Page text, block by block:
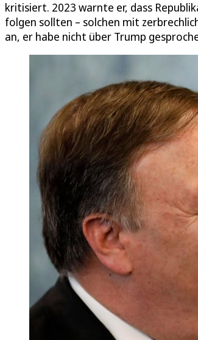
kritisiert. 2023 warnte er, dass
folgen sollten – solchen mit
an, er habe nicht über Trump